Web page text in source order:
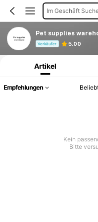
Im Geschäft
Pet supplies
Verkäufer 5.00
Produktinformation:
Artikel
Empfehlungen
Kein
Bitte